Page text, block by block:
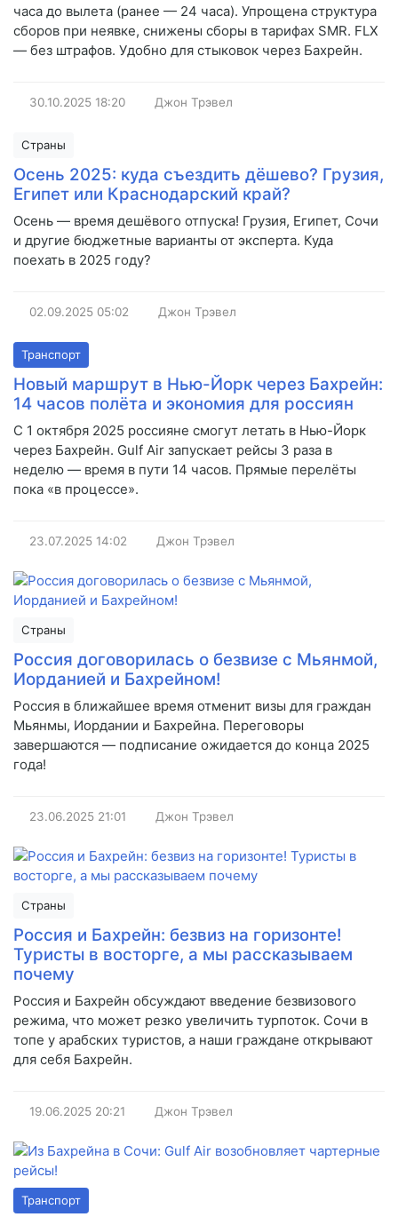
часа до вылета (ранее — 24 часа). Упрощена структура
сборов при неявке, снижены сборы в тарифах SMR. FLX
— без штрафов. Удобно для стыковок через Бахрейн.
30.10.2025 18:20 Джон Трэвел
Страны
Осень 2025: куда съездить дёшево? Грузия,
Египет или Краснодарский край?
Осень — время дешёвого отпуска! Грузия, Египет, Сочи
и другие бюджетные варианты от эксперта. Куда
поехать в 2025 году?
02.09.2025 05:02 Джон Трэвел
Транспорт
Новый маршрут в Нью-Йорк через Бахрейн:
14 часов полёта и экономия для россиян
С 1 октября 2025 россияне смогут летать в Нью-Йорк
через Бахрейн. Gulf Air запускает рейсы 3 раза в
неделю — время в пути 14 часов. Прямые перелёты
пока «в процессе».
23.07.2025 14:02 Джон Трэвел
Страны
Россия договорилась о безвизе с Мьянмой,
Иорданией и Бахрейном!
Россия в ближайшее время отменит визы для граждан
Мьянмы, Иордании и Бахрейна. Переговоры
завершаются — подписание ожидается до конца 2025
года!
23.06.2025 21:01 Джон Трэвел
Страны
Россия и Бахрейн: безвиз на горизонте!
Туристы в восторге, а мы рассказываем
почему
Россия и Бахрейн обсуждают введение безвизового
режима, что может резко увеличить турпоток. Сочи в
топе у арабских туристов, а наши граждане открывают
для себя Бахрейн.
19.06.2025 20:21 Джон Трэвел
Транспорт